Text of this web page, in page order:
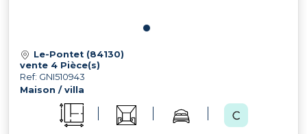
Le-Pontet (84130)
vente 4 Pièce(s)
Ref: GNI510943
Maison / villa